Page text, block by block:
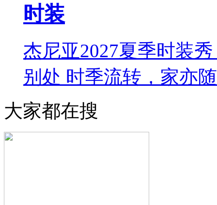
时装
杰尼亚2027夏季时装
别处 时季流转，家亦
大家都在搜